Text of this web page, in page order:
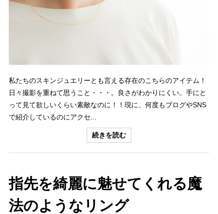
私たちのスキンジュエリーとも言える存在のこちらのアイテム！
日々撮影を重ねて思うこと・・・。良さがわかりにくい。手にと
って見て欲しいくらい素敵なのに！！現に、何度もブログやSNS
で紹介しているのにアクセ...
続きを読む
指先を綺麗に魅せてくれる魔
法のようなリング